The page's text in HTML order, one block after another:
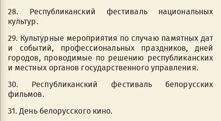
28. Республиканский фестиваль национальных
культур.
29. Культурные мероприятия по случаю памятных дат
и событий, профессиональных праздников, дней
городов, проводимые по решению республиканских
и местных органов государственного управления.
30. Республиканский фестиваль белорусских
фильмов.
31. День белорусского кино.